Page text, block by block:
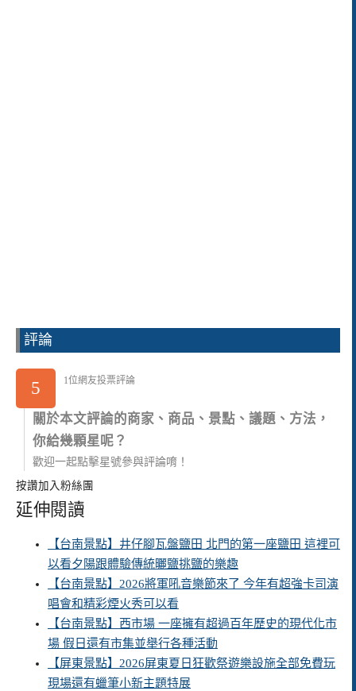
評論
5 1位網友投票評論
關於本文評論的商家、商品、景點、議題、方法，
你給幾顆星呢？
歡迎一起點擊星號參與評論唷！
按讚加入粉絲團
延伸閱讀
【台南景點】井仔腳瓦盤鹽田 北門的第一座鹽田 這裡可
以看夕陽跟體驗傳統曬鹽挑鹽的樂趣
【台南景點】2026將軍吼音樂節來了 今年有超強卡司演
唱會和精彩煙火秀可以看
【台南景點】西市場 一座擁有超過百年歷史的現代化市
場 假日還有市集並舉行各種活動
【屏東景點】2026屏東夏日狂歡祭遊樂設施全部免費玩
現場還有蠟筆小新主題特展